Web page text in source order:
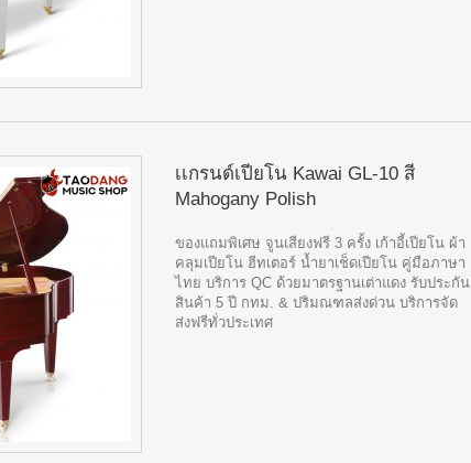
เเกรนด์เปียโน Kawai GL-10 สี
Mahogany Polish
ของแถมพิเศษ จูนเสียงฟรี 3 ครั้ง เก้าอี้เปียโน ผ้า
คลุมเปียโน ฮีทเตอร์ น้ำยาเช็ดเปียโน คู่มือภาษา
ไทย บริการ QC ด้วยมาตรฐานเต่าแดง รับประกัน
สินค้า 5 ปี กทม. & ปริมณฑลส่งด่วน บริการจัด
ส่งฟรีทั่วประเทศ